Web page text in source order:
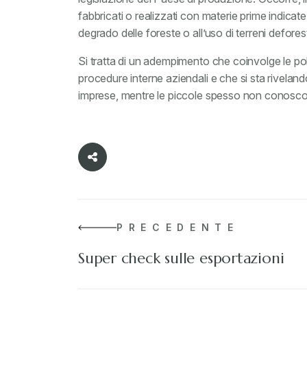
fabbricati o realizzati con materie prime
degrado delle foreste o all’uso di terreni
Si tratta di un adempimento che coinvolge le
procedure interne aziendali e che si sta
imprese, mentre le piccole spesso non
PRECEDENTE
Super check sulle esportazioni